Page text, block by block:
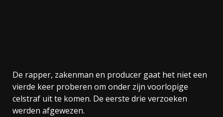
De rapper, zakenman en producer gaat het niet een
vierde keer proberen om onder zijn voorlopige
celstraf uit te komen. De eerste drie verzoeken
werden afgewezen.